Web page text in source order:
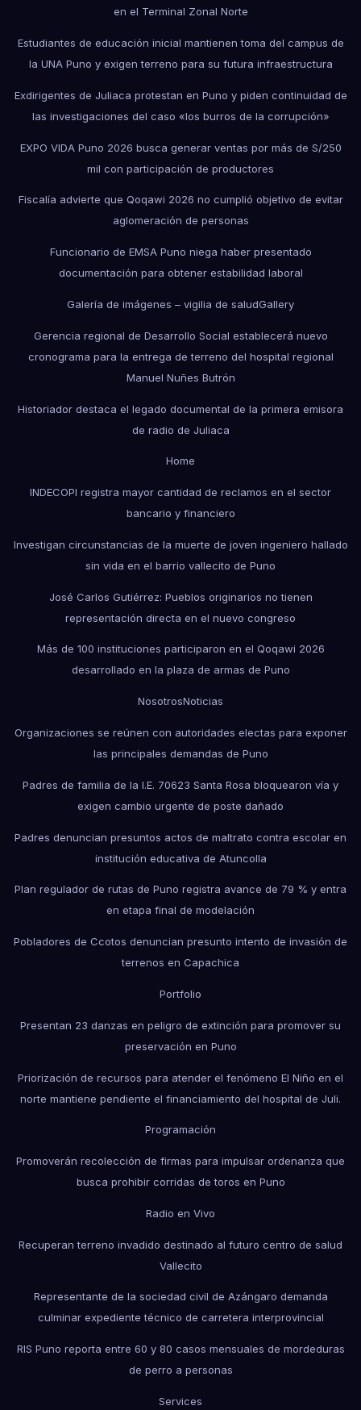
en el Terminal Zonal Norte
Estudiantes de educación inicial mantienen toma del campus de
la UNA Puno y exigen terreno para su futura infraestructura
Exdirigentes de Juliaca protestan en Puno y piden continuidad de
las investigaciones del caso «los burros de la corrupción»
EXPO VIDA Puno 2026 busca generar ventas por más de S/250
mil con participación de productores
Fiscalía advierte que Qoqawi 2026 no cumplió objetivo de evitar
aglomeración de personas
Funcionario de EMSA Puno niega haber presentado
documentación para obtener estabilidad laboral
Galería de imágenes – vigilia de saludGallery
Gerencia regional de Desarrollo Social establecerá nuevo
cronograma para la entrega de terreno del hospital regional
Manuel Nuñes Butrón
Historiador destaca el legado documental de la primera emisora
de radio de Juliaca
Home
INDECOPI registra mayor cantidad de reclamos en el sector
bancario y financiero
Investigan circunstancias de la muerte de joven ingeniero hallado
sin vida en el barrio vallecito de Puno
José Carlos Gutiérrez: Pueblos originarios no tienen
representación directa en el nuevo congreso
Más de 100 instituciones participaron en el Qoqawi 2026
desarrollado en la plaza de armas de Puno
NosotrosNoticias
Organizaciones se reúnen con autoridades electas para exponer
las principales demandas de Puno
Padres de familia de la I.E. 70623 Santa Rosa bloquearon vía y
exigen cambio urgente de poste dañado
Padres denuncian presuntos actos de maltrato contra escolar en
institución educativa de Atuncolla
Plan regulador de rutas de Puno registra avance de 79 % y entra
en etapa final de modelación
Pobladores de Ccotos denuncian presunto intento de invasión de
terrenos en Capachica
Portfolio
Presentan 23 danzas en peligro de extinción para promover su
preservación en Puno
Priorización de recursos para atender el fenómeno El Niño en el
norte mantiene pendiente el financiamiento del hospital de Juli.
Programación
Promoverán recolección de firmas para impulsar ordenanza que
busca prohibir corridas de toros en Puno
Radio en Vivo
Recuperan terreno invadido destinado al futuro centro de salud
Vallecito
Representante de la sociedad civil de Azángaro demanda
culminar expediente técnico de carretera interprovincial
RIS Puno reporta entre 60 y 80 casos mensuales de mordeduras
de perro a personas
Services